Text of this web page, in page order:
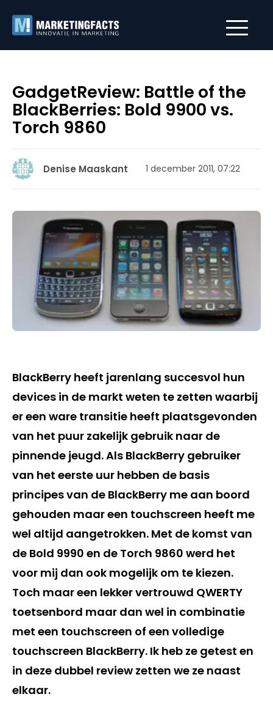
GadgetReview: Battle of the
BlackBerries: Bold 9900 vs.
Torch 9860
Denise Maaskant 1 december 2011, 07:22
BlackBerry heeft jarenlang succesvol hun
devices in de markt weten te zetten waarbij
er een ware transitie heeft plaatsgevonden
van het puur zakelijk gebruik naar de
pinnende jeugd. Als BlackBerry gebruiker
van het eerste uur hebben de basis
principes van de BlackBerry me aan boord
gehouden maar een touchscreen heeft me
wel altijd aangetrokken. Met de komst van
de Bold 9990 en de Torch 9860 werd het
voor mij dan ook mogelijk om te kiezen.
Toch maar een lekker vertrouwd QWERTY
toetsenbord maar dan wel in combinatie
met een touchscreen of een volledige
touchscreen BlackBerry. Ik heb ze getest en
in deze dubbel review zetten we ze naast
elkaar.